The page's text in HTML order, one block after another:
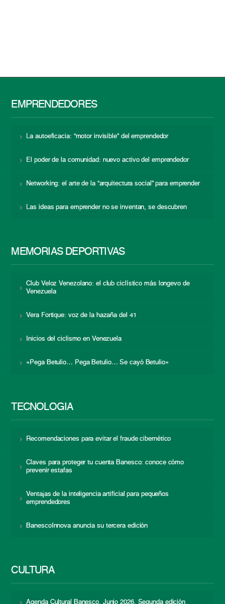
EMPRENDEDORES
La autoeficacia: “motor invisible” del emprendedor
El poder de la comunidad: nuevo activo del emprendedor
Networking: el arte de la “arquitectura social” para emprender
Las ideas para emprender no se inventan, se descubren
MEMORIAS DEPORTIVAS
Club Veloz Venezolano: el club ciclístico más longevo de
Venezuela
Vera Fortique: voz de la hazaña del 41
Inicios del ciclismo en Venezuela
«Pega Betulio… Pega Betulio… Se cayó Betulio»
TECNOLOGÍA
Recomendaciones para evitar el fraude cibernético
Claves para proteger tu cuenta Banesco: conoce cómo
prevenir estafas
Ventajas de la inteligencia artificial para pequeños
emprendedores
BanescoInnova anuncia su tercera edición
CULTURA
Agenda Cultural Banesco. Junio 2026. Segunda edición